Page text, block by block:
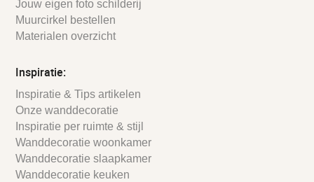
Jouw eigen foto schilderij
Muurcirkel bestellen
Materialen overzicht
Inspiratie:
Inspiratie & Tips artikelen
Onze wanddecoratie
Inspiratie per ruimte & stijl
Wanddecoratie woonkamer
Wanddecoratie slaapkamer
Wanddecoratie keuken